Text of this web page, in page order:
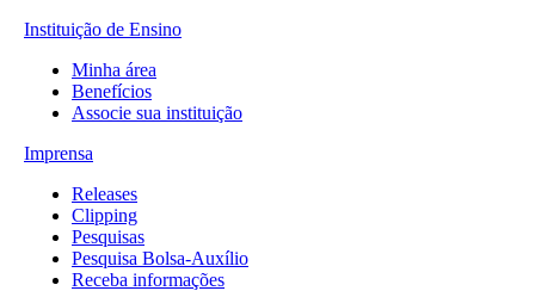
Instituição de Ensino
Minha área
Benefícios
Associe sua instituição
Imprensa
Releases
Clipping
Pesquisas
Pesquisa Bolsa-Auxílio
Receba informações